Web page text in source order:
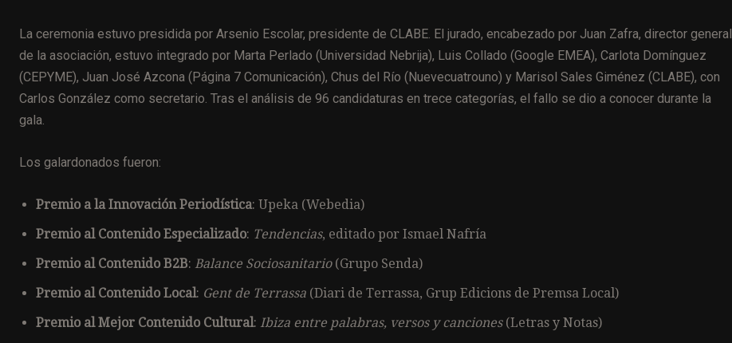
La ceremonia estuvo presidida por Arsenio Escolar, presidente de CLABE. El jurado, encabezado por Juan Zafra, director general
de la asociación, estuvo integrado por Marta Perlado (Universidad Nebrija), Luis Collado (Google EMEA), Carlota Domínguez
(CEPYME), Juan José Azcona (Página 7 Comunicación), Chus del Río (Nuevecuatrouno) y Marisol Sales Giménez (CLABE), con
Carlos González como secretario. Tras el análisis de 96 candidaturas en trece categorías, el fallo se dio a conocer durante la
gala.
Los galardonados fueron:
Premio a la Innovación Periodística: Upeka (Webedia)
Premio al Contenido Especializado: Tendencias, editado por Ismael Nafría
Premio al Contenido B2B: Balance Sociosanitario(Grupo Senda)
Premio al Contenido Local: Gent de Terrassa (Diari de Terrassa, Grup Edicions de Premsa Local)
Premio al Mejor Contenido Cultural: Ibiza entre palabras, versos y canciones(Letras y Notas)